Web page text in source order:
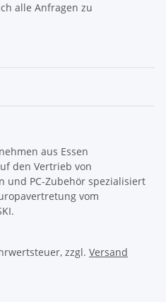
alle Anfragen zu
aus Essen
den Vertrieb von
und PC-Zubehör spezialisiert
vom
zzgl. Versand